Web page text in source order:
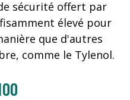
sécurité offert par
élevé pour
que d'autres
comme le Tylenol.